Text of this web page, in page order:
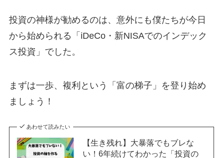
投資の神様が勧めるのは、意外にも僕たちが今日
から始められる「iDeCo・新NISAでのインデック
ス投資」でした。
まずは一歩、複利という「富の梯子」を登り始め
ましょう！
あわせて読みたい
【生き残れ】大暴落でもブレな
い！6年続けてわかった「投資の